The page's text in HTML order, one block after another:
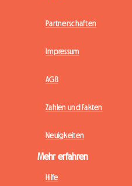
Partnerschaften
Impressum
AGB
Zahlen und Fakten
Neuigkeiten
Mehr erfahren
Hilfe